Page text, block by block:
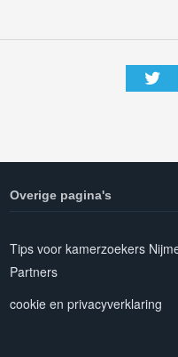
Overige pagina's
Tips voor kamerzoekers
Partners
cookie en privacyverklaring